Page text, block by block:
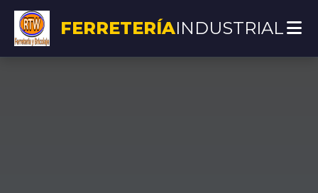
FERRETERÍAINDUSTRIAL